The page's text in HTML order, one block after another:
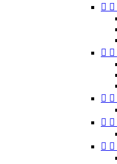
 
 
 
 
 